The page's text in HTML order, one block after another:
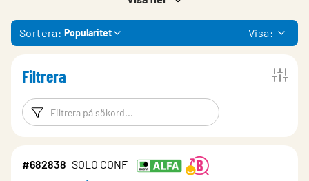
Sortera: Popularitet Visa:
Filtrera
Filtreringsord Filtrera
#682838 SOLO CONF